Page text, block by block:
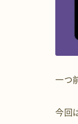
一つ
今回